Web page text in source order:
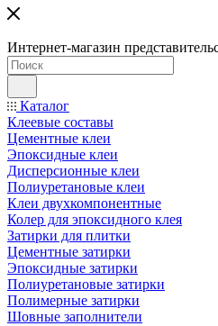
Интернет-магазин
Каталог
Клеевые составы
Цементные клеи
Эпоксидные клеи
Дисперсионные клеи
Полиуретановые клеи
Клеи двухкомпонентные
Колер для эпоксидного клея
Затирки для плитки
Цементные затирки
Эпоксидные затирки
Полиуретановые затирки
Полимерные затирки
Шовные заполнители